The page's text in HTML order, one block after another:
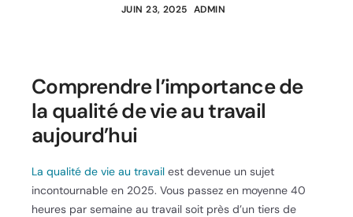
JUIN 23, 2025 ADMIN
Comprendre l’importance de
la qualité de vie au travail
aujourd’hui
La qualité de vie au travail est devenue un sujet
incontournable en 2025. Vous passez en moyenne 40
heures par semaine au travail soit près d’un tiers de